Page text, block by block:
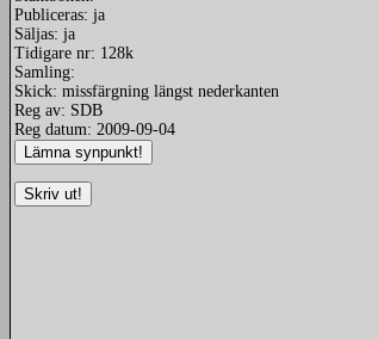
Publiceras: ja
Säljas: ja
Tidigare nr: 128k
Samling:
Skick: missfärgning längst nederkanten
Reg av: SDB
Reg datum: 2009-09-04